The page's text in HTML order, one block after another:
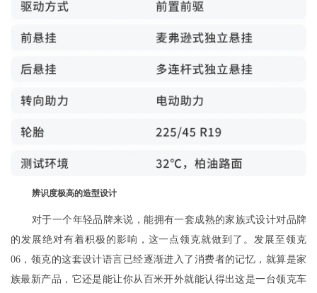
辨识度极高的造型设计
对于一个年轻品牌来说，能拥有一套成熟的家族式设计对品牌
的发展绝对有着积极的影响，这一点领克就做到了。发展至领克
06，领克的这套设计语言已经逐渐进入了消费者的记忆，就算是家
族最新产品，它还是能让你从百米开外就能认得出这是一台领克车